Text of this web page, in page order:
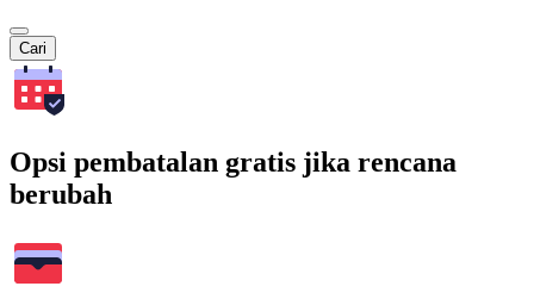
Cari
Opsi pembatalan gratis jika rencana
berubah